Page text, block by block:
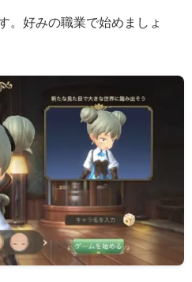
。好みの職業で始めましょ